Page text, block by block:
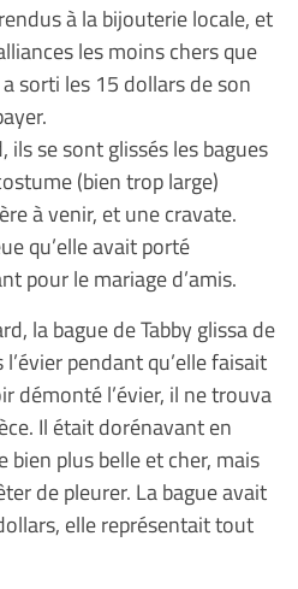
à la bijouterie locale, et
les moins chers que
sorti les 15 dollars de son
se sont glissés les bagues
(bien trop large)
à venir, et une cravate.
qu’elle avait porté
pour le mariage d’amis.
la bague de Tabby glissa de
pendant qu’elle faisait
démonté l’évier, il ne trouva
Il était dorénavant en
bien plus belle et cher, mais
de pleurer. La bague avait
elle représentait tout